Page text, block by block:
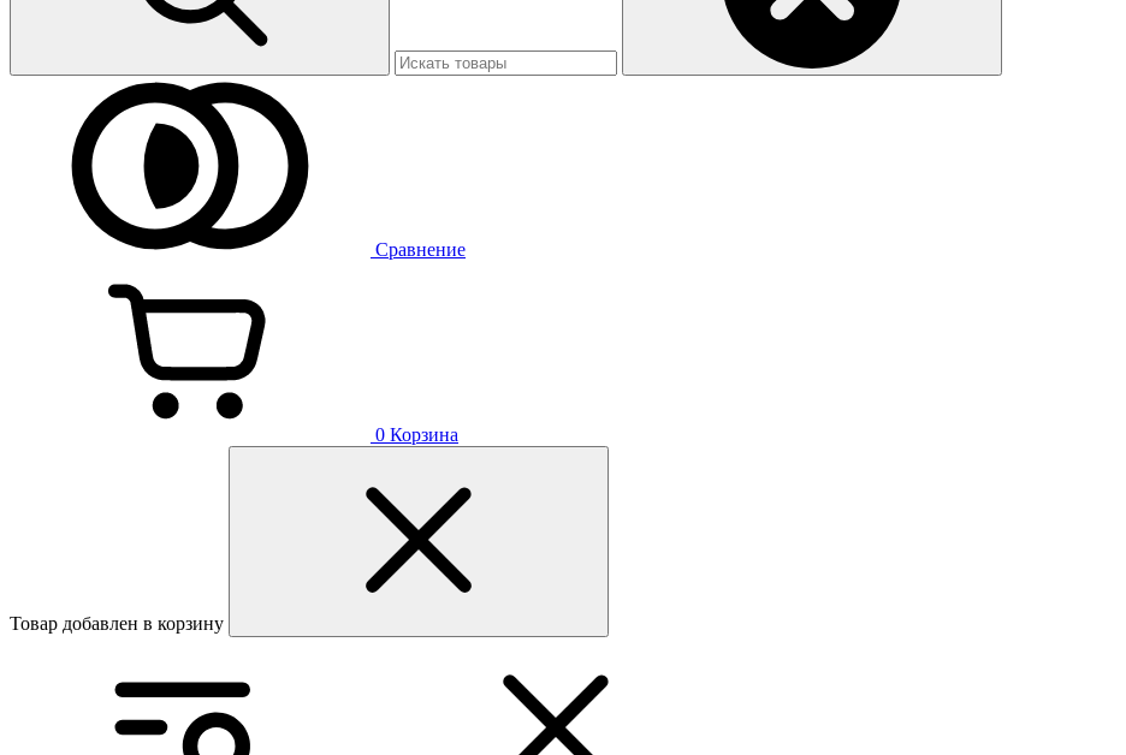
Сравнение
0 Корзина
Товар добавлен в корзину